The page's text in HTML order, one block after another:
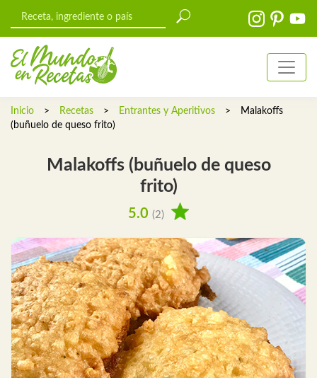
Inicio > Recetas > Entrantes y Aperitivos >
Malakoffs
(buñuelo de queso frito)
Malakoffs (buñuelo de queso
frito)
5.0 (2)